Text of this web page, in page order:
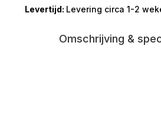
35cm
Levering circa 1-2
Omschrijving &